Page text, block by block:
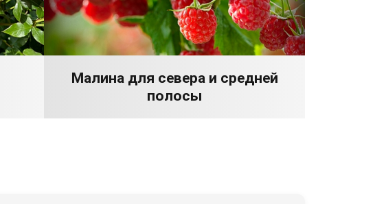
Малина для севера и средней
полосы